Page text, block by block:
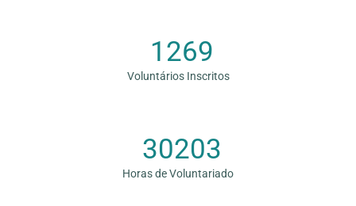
1269
Voluntários Inscritos
30203
Horas de Voluntariado